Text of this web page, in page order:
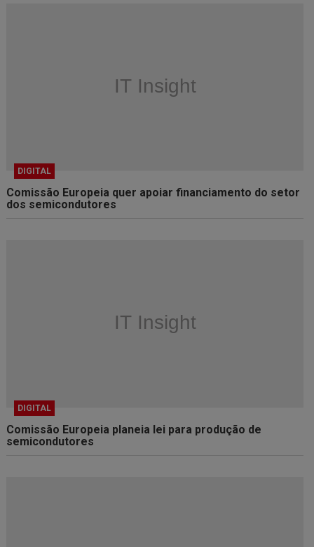
DIGITAL
Comissão Europeia quer apoiar financiamento do setor
dos semicondutores
DIGITAL
Comissão Europeia planeia lei para produção de
semicondutores